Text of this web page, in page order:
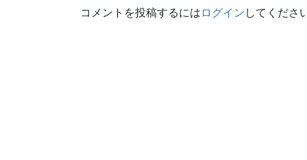
コメントを投稿するには ログイン してくださ